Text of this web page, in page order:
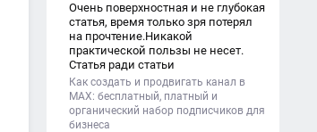
Очень поверхностная и не глубокая
статья, время только зря потерял
на прочтение.Никакой
практической пользы не несет.
Статья ради статьи
Как создать и продвигать канал в
MAX: бесплатный, платный и
органический набор подписчиков для
бизнеса